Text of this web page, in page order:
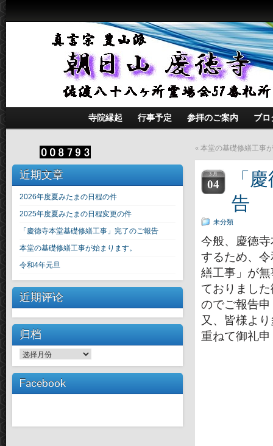
寺院縁起 行事予定 参拝のご案内 ブロ
近期文章
2026年度夏みたまの日程の件
2025年度夏みたまの日程変更の件
「慶徳寺本堂基礎修繕工事」完了のご報告
本堂の基礎修繕工事が始まります。
令和4年元旦
近期评论
归档
归
档
Facebook
« 本堂の基礎修繕工事
3 月
04
「
告
未分類
今般、慶徳
するため、
繕工事」が
ておりまし
のでご報告
又、皆様よ
重ねて御礼